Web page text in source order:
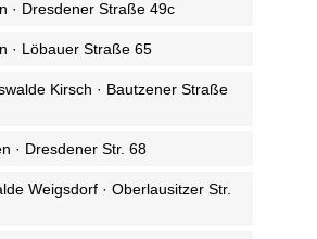
· Dresdener Straße 49c
· Löbauer Straße 65
Kirsch · Bautzener Straße
· Dresdener Str. 68
Weigsdorf · Oberlausitzer Str.